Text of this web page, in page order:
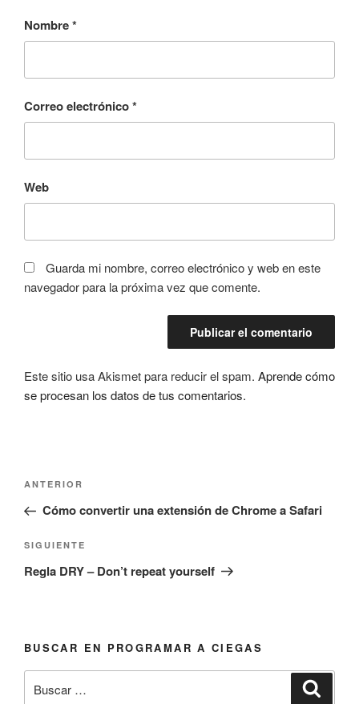
Nombre*
Correo electrónico*
Web
Guarda mi nombre, correo electrónico y web en este
navegador para la próxima vez que comente.
Este sitio usa Akismet para reducir el spam. Aprende cómo
se procesan los datos de tus comentarios.
Navegación
entradas
Entrada
anterior:
ANTERIOR
Cómo convertir una extensión de Chrome a Safari
Siguiente
entrada
SIGUIENTE
Regla DRY – Don’t repeat yourself
BUSCAR EN PROGRAMAR A CIEGAS
por: